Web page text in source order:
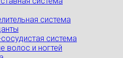
система
система
волос и ногтей